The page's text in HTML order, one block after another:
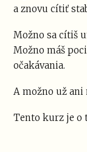
a znovu cítiť
Možno sa cítiš
Možno máš
očakávania.
A možno už ani
Tento kurz je o